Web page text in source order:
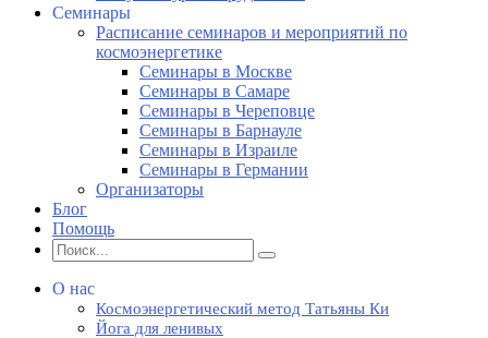
Семинары
Расписание семинаров и мероприятий по
космоэнергетике
Семинары в Москве
Семинары в Самаре
Семинары в Череповце
Семинары в Барнауле
Семинары в Израиле
Семинары в Германии
Организаторы
Блог
Помощь
О нас
Космоэнергетический метод Татьяны Ки
Йога для ленивых